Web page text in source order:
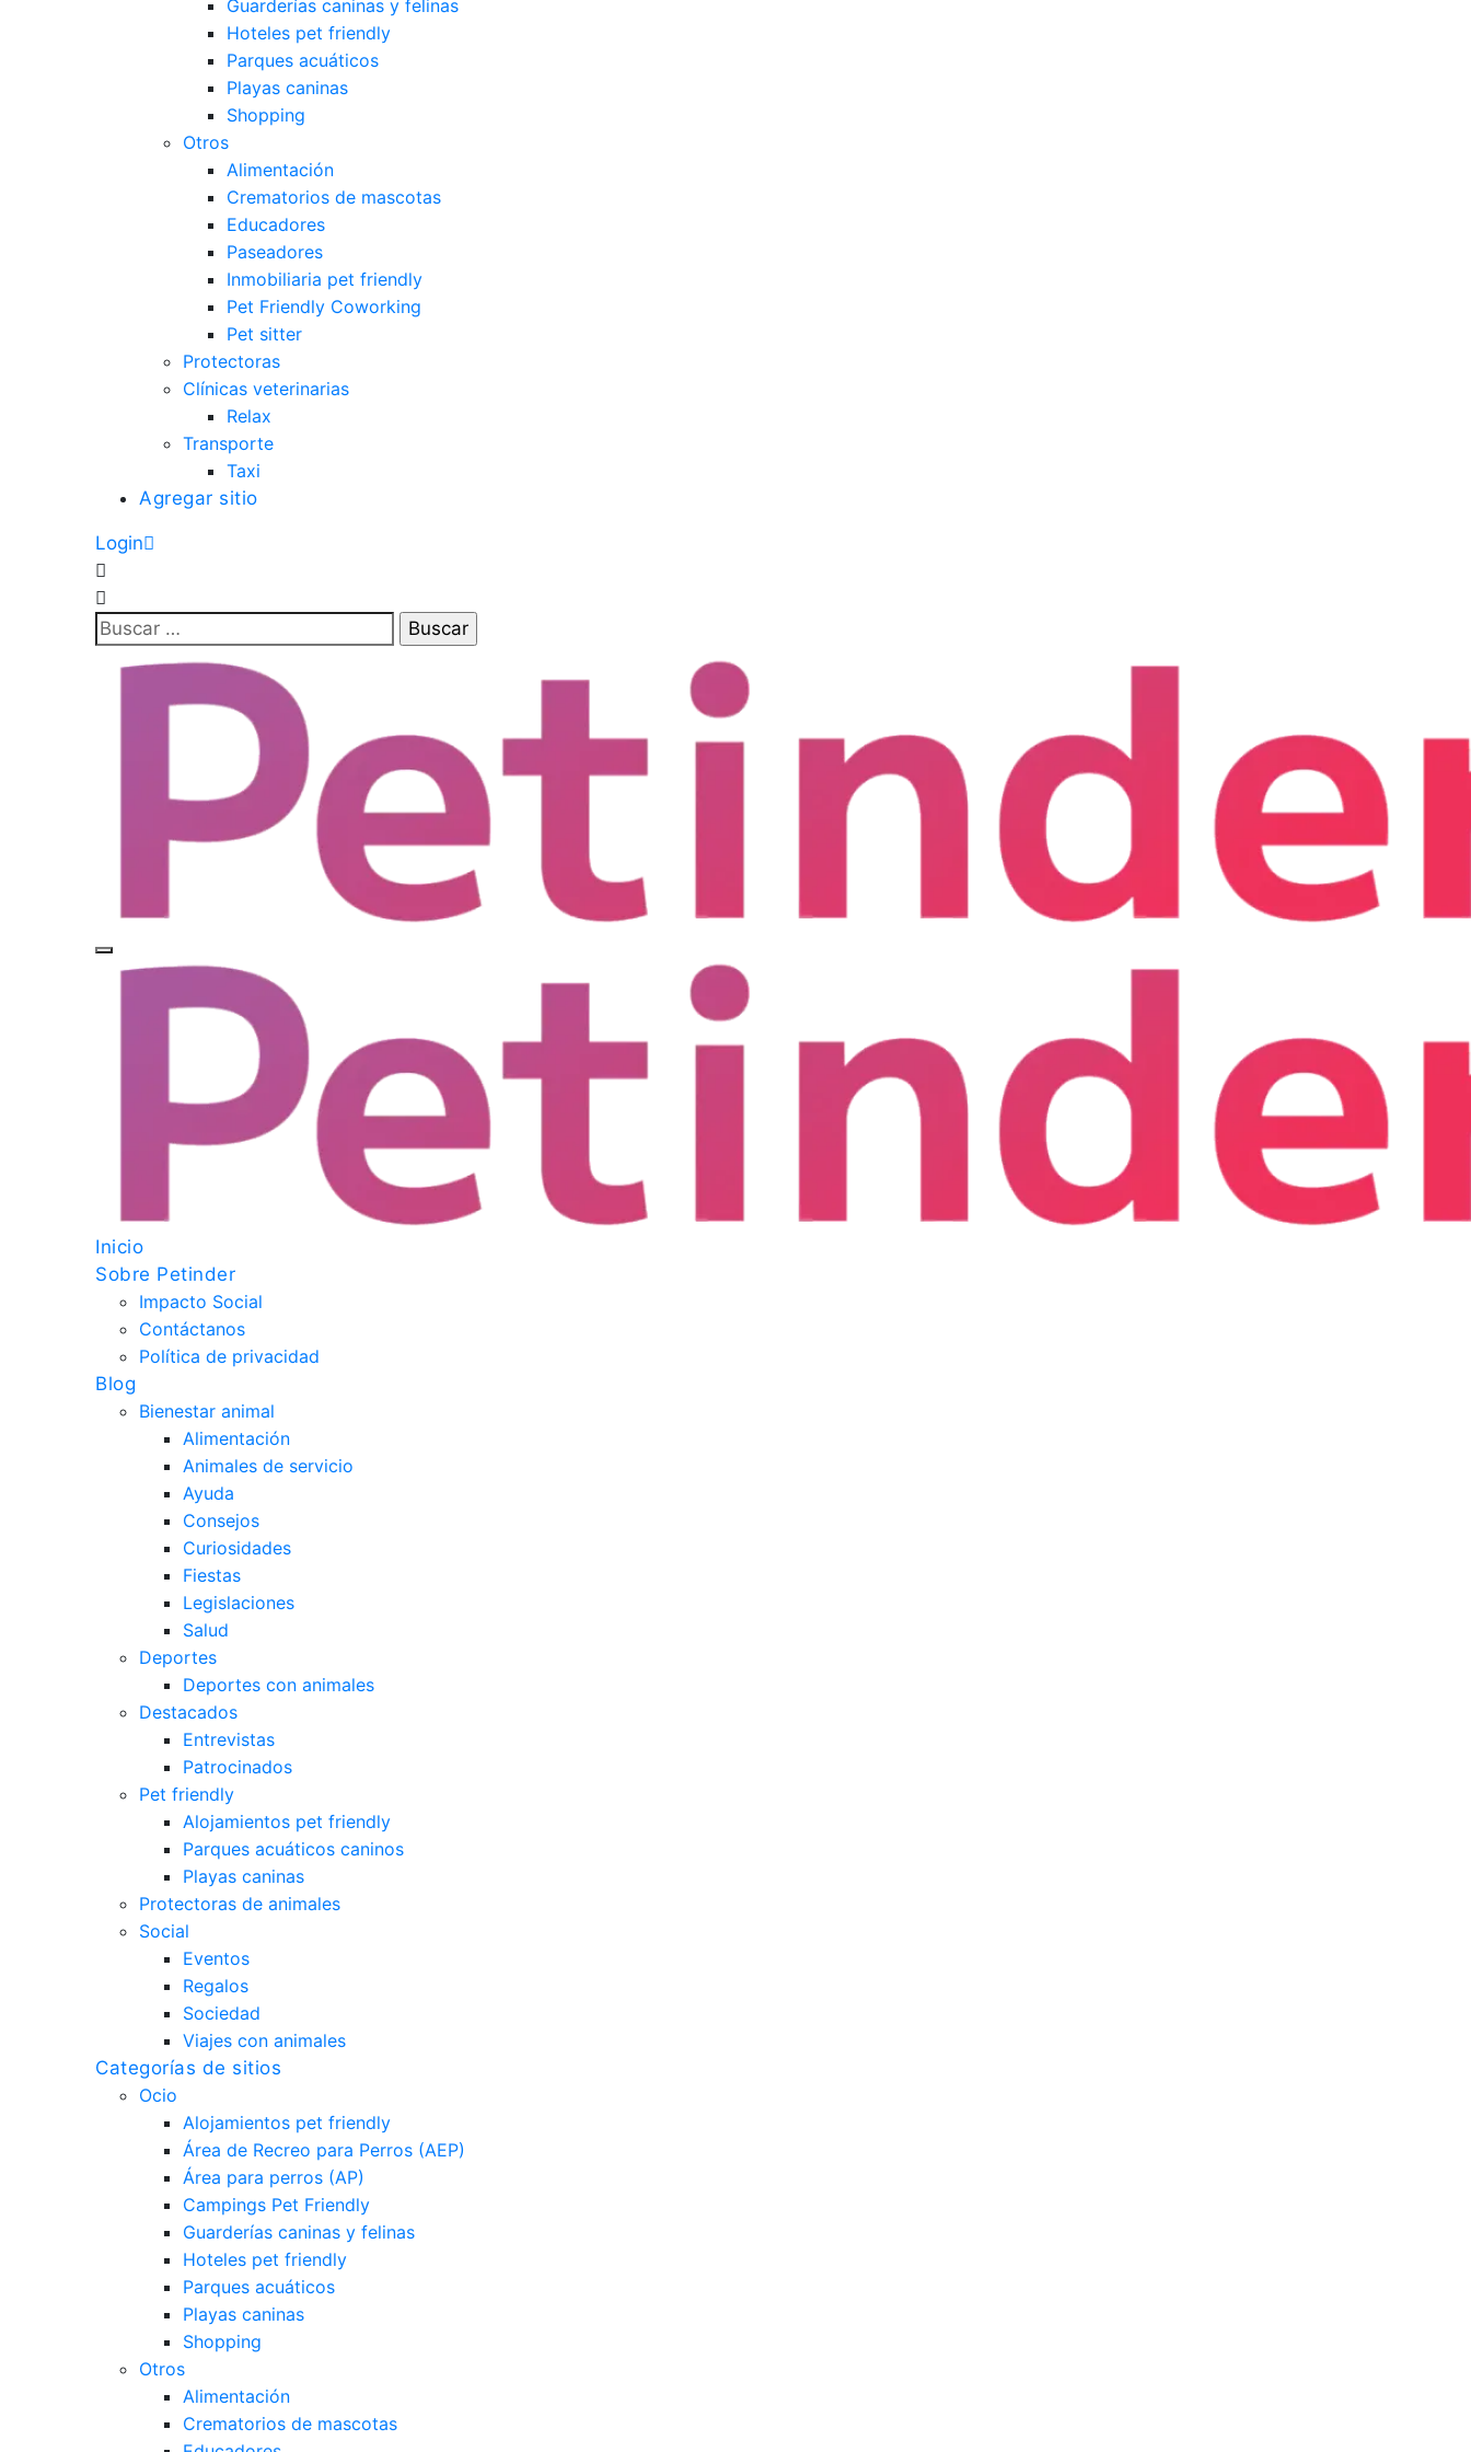
Guarderías caninas y felinas
Hoteles pet friendly
Parques acuáticos
Playas caninas
Shopping
Otros
Alimentación
Crematorios de mascotas
Educadores
Paseadores
Inmobiliaria pet friendly
Pet Friendly Coworking
Pet sitter
Protectoras
Clínicas veterinarias
Relax
Transporte
Taxi
Agregar sitio
Login
Buscar:
Inicio
Sobre Petinder
Impacto Social
Contáctanos
Política de privacidad
Blog
Bienestar animal
Alimentación
Animales de servicio
Ayuda
Consejos
Curiosidades
Fiestas
Legislaciones
Salud
Deportes
Deportes con animales
Destacados
Entrevistas
Patrocinados
Pet friendly
Alojamientos pet friendly
Parques acuáticos caninos
Playas caninas
Protectoras de animales
Social
Eventos
Regalos
Sociedad
Viajes con animales
Categorías de sitios
Ocio
Alojamientos pet friendly
Área de Recreo para Perros (AEP)
Área para perros (AP)
Campings Pet Friendly
Guarderías caninas y felinas
Hoteles pet friendly
Parques acuáticos
Playas caninas
Shopping
Otros
Alimentación
Crematorios de mascotas